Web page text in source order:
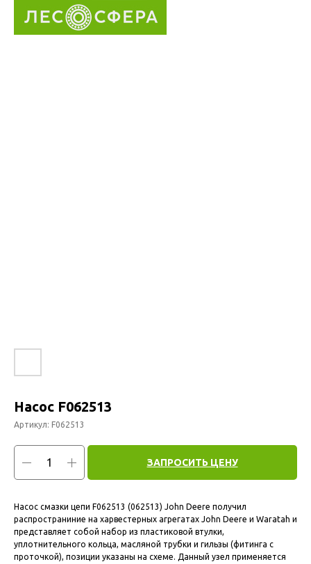
Насос F062513
Артикул: F062513
ЗАПРОСИТЬ ЦЕНУ
Насос смазки цепи F062513 (062513) John Deere получил
распространиние на харвестерных агрегатах John Deere и Waratah и
представляет собой набор из пластиковой втулки,
уплотнительного кольца, масляной трубки и гильзы (фитинга с
проточкой), позиции указаны на схеме. Данный узел применяется